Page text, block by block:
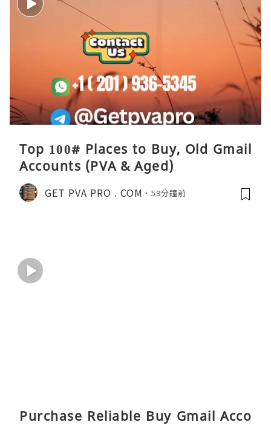
Top 100# Places to Buy, Old Gmail
Accounts (PVA & Aged)
GET PVA PRO . COM 59分鐘前
Purchase Reliable Buy Gmail Acco